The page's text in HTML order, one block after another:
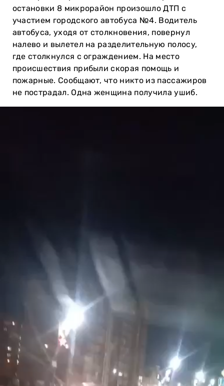
остановки 8 микрорайон произошло ДТП с
участием городского автобуса №4. Водитель
автобуса, уходя от столкновения, повернул
налево и вылетел на разделительную полосу,
где столкнулся с ограждением. На место
происшествия прибыли скорая помощь и
пожарные. Сообщают, что никто из пассажиров
не пострадал. Одна женщина получила ушиб.